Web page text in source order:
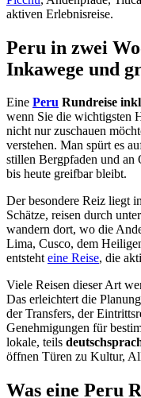
aktiven Erlebnisreise.
Peru in zwei
Inkawege und
Eine Peru Rundreise
wenn Sie die wichtigsten
nicht nur zuschauen
verstehen. Man spürt es
stillen Bergpfaden und an
bis heute greifbar bleibt.
Der besondere Reiz liegt
Schätze, reisen durch
wandern dort, wo die
Lima, Cusco, dem
entstehteine Reise, die
Viele Reisen dieser Art
Das erleichtert die
der Transfers, der
Genehmigungen für
lokale, teils
öffnen Türen zu Kultur,
Was eine Peru